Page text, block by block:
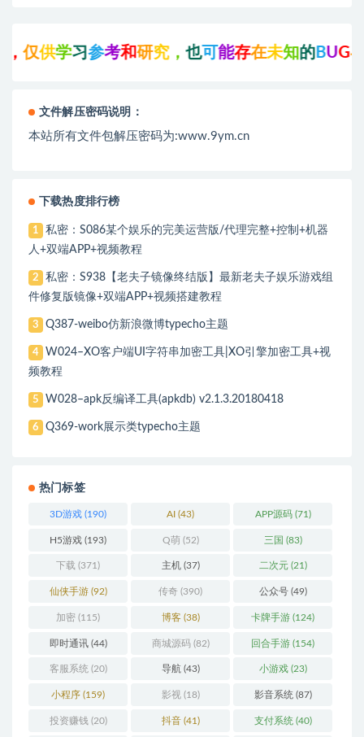
仅 供学习参考和研究，也 可能 存在未知的BU G与瑕
文件解压密码说明：
本站所有文件包解压密码为:www.9ym.cn
下载热度排行榜
1
私密：S086某个娱乐的完美运营版/代理完整+控制+机器
人+双端APP+视频教程
2
私密：S938【老夫子镜像终结版】最新老夫子娱乐游戏组
件修复版镜像+双端APP+视频搭建教程
3 Q387-weibo仿新浪微博typecho主题
4
W024–XO客户端UI字符串加密工具|XO引擎加密工具+视
频教程
5 W028–apk反编译工具(apkdb) v2.1.3.20180418
6 Q369-work展示类typecho主题
热门标签
3D游戏 (190) AI (43) APP源码(71)
H5游戏 (193) Q萌(52) 三国 (83)
下载 (371) 主机(37) 二次元(21)
仙侠手游(92) 传奇 (390) 公众号(49)
加密 (115) 博客(38) 卡牌手游 (124)
即时通讯(44) 商城源码(82) 回合手游 (154)
客服系统 (20) 导航(43) 小游戏(23)
小程序 (159) 影视(18) 影音系统 (87)
投资赚钱 (20) 抖音(41) 支付系统 (40)